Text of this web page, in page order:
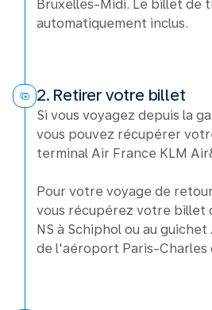
Bruxelles-Midi. Le billet de
automatiquement inclus.
2. Retirer votre billet
Si vous voyagez depuis la
vous pouvez récupérer
terminal Air France KLM
Pour votre voyage de
vous récupérez votre billet
NS à Schiphol ou au
de l'aéroport Paris-Charles